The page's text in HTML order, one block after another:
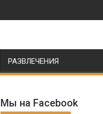
РАЗВЛЕЧЕНИЯ
Мы на Facebook